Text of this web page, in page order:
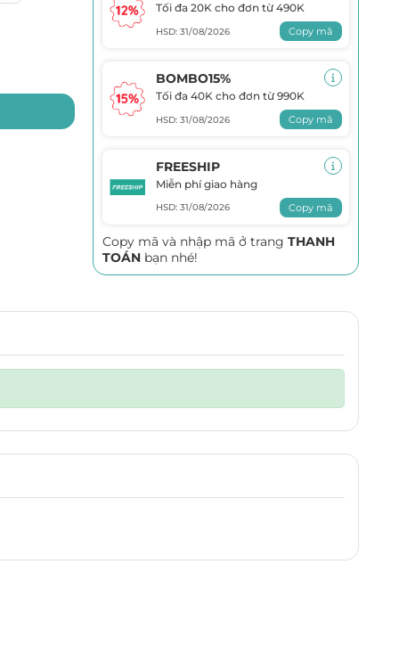
Tối đa 20K cho đơn từ 490K
HSD: 31/08/2026 Copy mã
BOMBO15%
Tối đa 40K cho đơn từ 990K
HSD: 31/08/2026 Copy mã
FREESHIP
Miễn phí giao hàng
HSD: 31/08/2026 Copy mã
Copy mã và nhập mã ở trangTHANH
TOÁN bạn nhé!